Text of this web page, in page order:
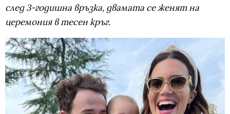
след 3-годишна връзка, двамата се женят на
церемония в тесен кръг.